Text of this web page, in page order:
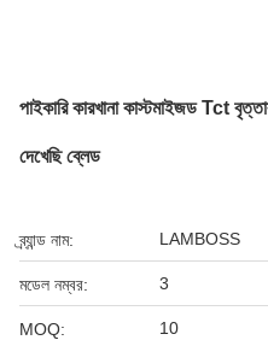
পাইকারি কারখানা কাস্টমাইজড Tct
দেখেছি ব্লেড
ব্র্যান্ড নাম: LAMBOSS
মডেল নম্বর: 3
MOQ: 10